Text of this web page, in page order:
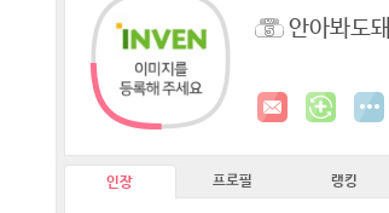
안아봐도돼
인장 프로필 랭킹